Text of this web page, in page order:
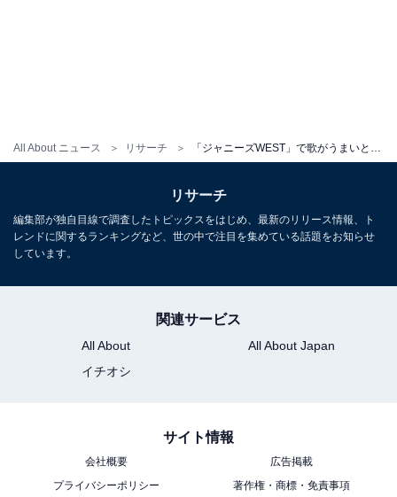
All About ニュース リサーチ
「ジャニーズWEST」の好きなメンバーランキ
ング！ 2位「桐山照史」、1位は？
リサーチ
編集部が独自目線で調査したトピックスをはじめ、最新のリリース情報、ト
レンドに関するランキングなど、世の中で注目を集めている話題をお知らせ
しています。
関連サービス
All About
All About Japan
イチオシ
サイト情報
会社概要
広告掲載
プライバシーポリシー
著作権・商標・免責事項